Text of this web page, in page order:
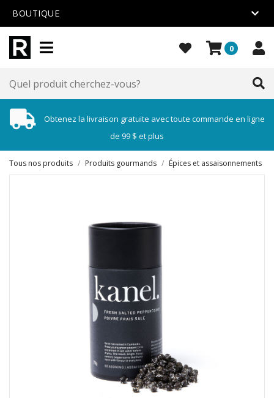
BOUTIQUE
0
Obtenez la livraison gratuite avec toute commande en ligne
de 99 $ et plus
Tous nos produits / Produits gourmands / Épices et assaisonnements